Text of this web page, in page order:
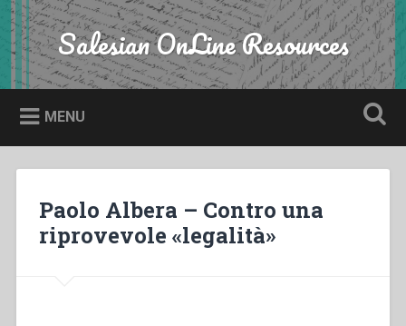
Skip
to
content
Search Salesian OnLine Resources
MENU
Paolo Albera – Contro una
riprovevole «legalità»